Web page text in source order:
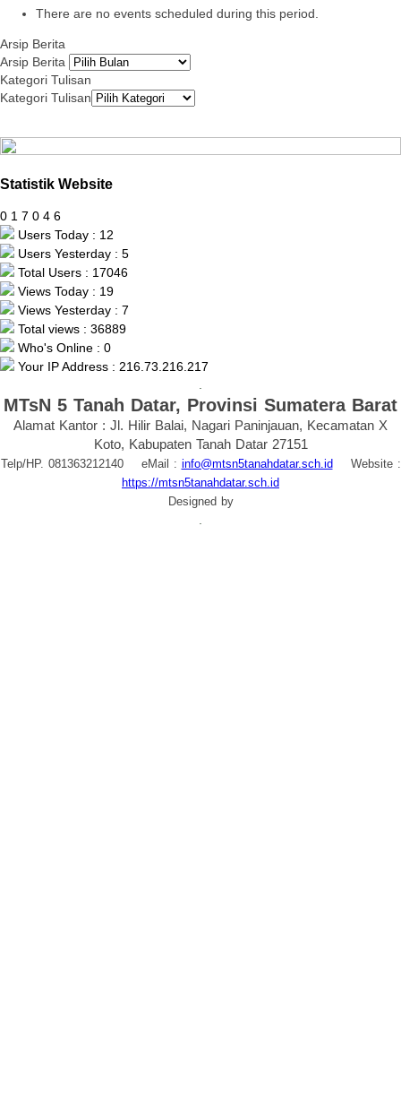
There are no events scheduled during this period.
Arsip Berita
Arsip Berita
Kategori Tulisan
Kategori Tulisan
Statistik Website
0 1 7 0 4 6
Users Today : 12
Users Yesterday : 5
Total Users : 17046
Views Today : 19
Views Yesterday : 7
Total views : 36889
Who's Online : 0
Your IP Address : 216.73.216.217
MTsN 5 Tanah Datar, Provinsi Sumatera Barat
Alamat Kantor : Jl. Hilir Balai, Nagari Paninjauan, Kecamatan X
Koto, Kabupaten Tanah Datar 27151
Telp/HP. 081363212140 eMail : info@mtsn5tanahdatar.sch.id
Website :
https://mtsn5tanahdatar.sch.id
Designed by